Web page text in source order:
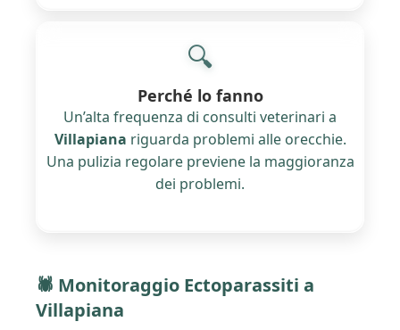
🔍
Perché lo fanno
Un’alta frequenza di consulti veterinari a
Villapiana riguarda problemi alle orecchie.
Una pulizia regolare previene la maggioranza
dei problemi.
🕷️ Monitoraggio Ectoparassiti a
Villapiana